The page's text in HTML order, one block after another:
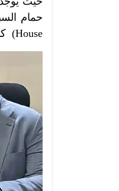
House) كما يمكنه ان يوفر احتياجاته الشخصية من الميني ماركت المتواجد حاليا.